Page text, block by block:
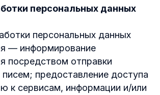
персональных данных
персональных данных
— информирование
посредством отправки
предоставление доступа
к сервисам, информации и/или